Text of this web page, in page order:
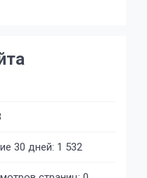
30 дней: 1 532